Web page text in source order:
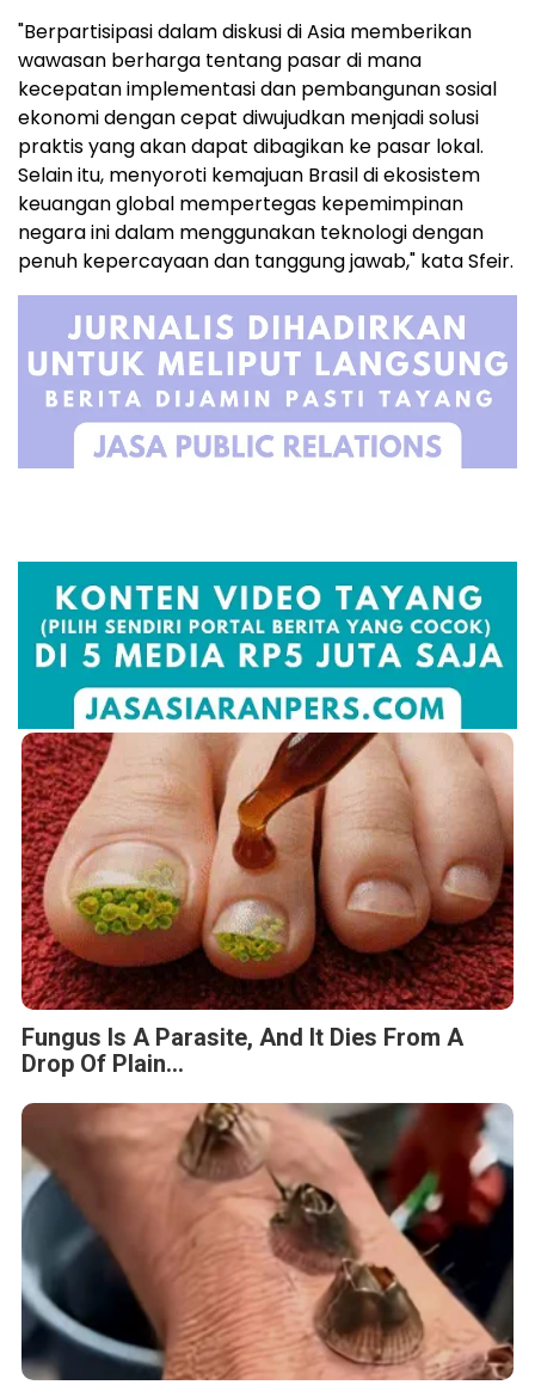
"Berpartisipasi dalam diskusi di Asia memberikan
wawasan berharga tentang pasar di mana
kecepatan implementasi dan pembangunan sosial
ekonomi dengan cepat diwujudkan menjadi solusi
praktis yang akan dapat dibagikan ke pasar lokal.
Selain itu, menyoroti kemajuan Brasil di ekosistem
keuangan global mempertegas kepemimpinan
negara ini dalam menggunakan teknologi dengan
penuh kepercayaan dan tanggung jawab," kata Sfeir.
Fungus Is A Parasite, And It Dies From A
Drop Of Plain...